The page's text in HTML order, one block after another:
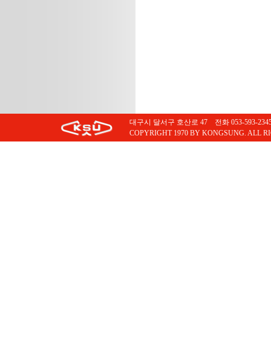
대구시 달서구 호산로 47 전화 053-593-
COPYRIGHT 1970 BY KONGSUNG. ALL